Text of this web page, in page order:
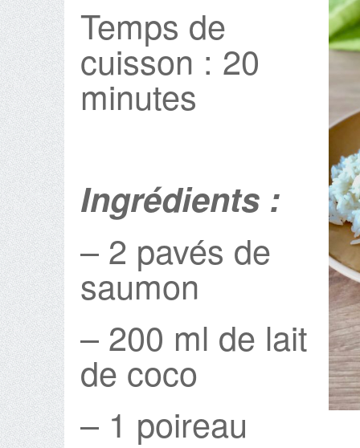
Temps de
cuisson : 20
minutes
Ingrédients :
– 2 pavés de
saumon
– 200 ml de lait
de coco
– 1 poireau